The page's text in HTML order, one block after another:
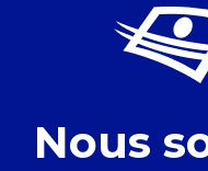
Nous